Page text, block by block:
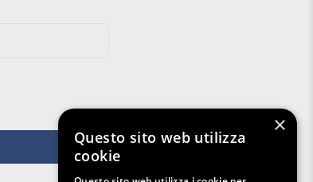
×
Questo sito web utilizza
cookie